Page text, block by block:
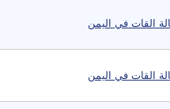
القات في اليمن
القات في اليمن